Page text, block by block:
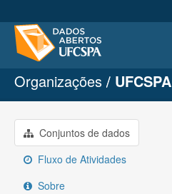
Conjuntos de dados
Organizações
Grupos
Sobre
Organizações UFCSPA
Conjuntos de dados
Fluxo de Atividades
Sobre